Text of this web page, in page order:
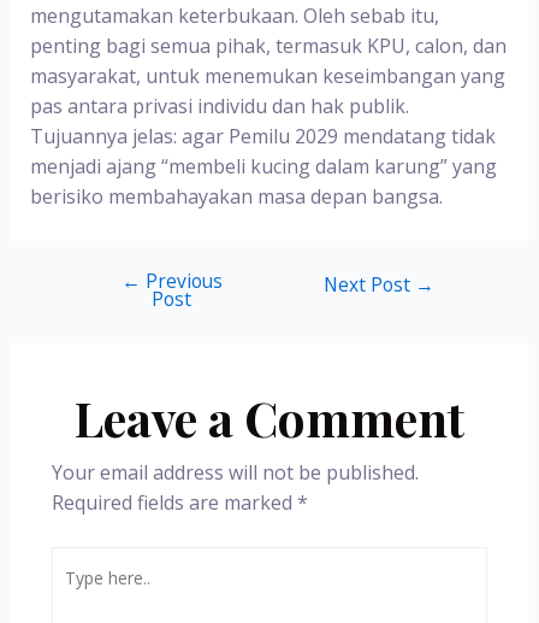
mengutamakan keterbukaan. Oleh sebab itu,
penting bagi semua pihak, termasuk KPU, calon, dan
masyarakat, untuk menemukan keseimbangan yang
pas antara privasi individu dan hak publik.
Tujuannya jelas: agar Pemilu 2029 mendatang tidak
menjadi ajang “membeli kucing dalam karung” yang
berisiko membahayakan masa depan bangsa.
← Previous
Post
Next Post →
Leave a Comment
Your email address will not be published.
Required fields are marked *